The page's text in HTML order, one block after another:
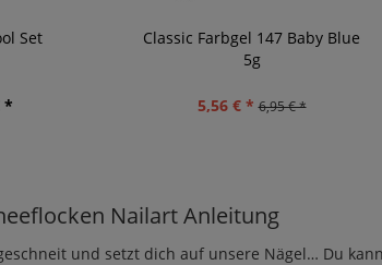
Set
*
Classic Farbgel 147 Baby Blue
5g
5,56 € * 6,95 € *
Nailart Anleitung
und setzt dich auf unsere Nägel… Du